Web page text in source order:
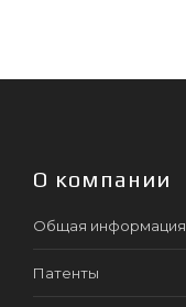
О компании
Общая информация
Патенты